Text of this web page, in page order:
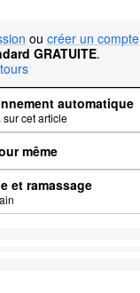
ou créer un compte
GRATUITE.
automatique
sur cet article
même
et ramassage